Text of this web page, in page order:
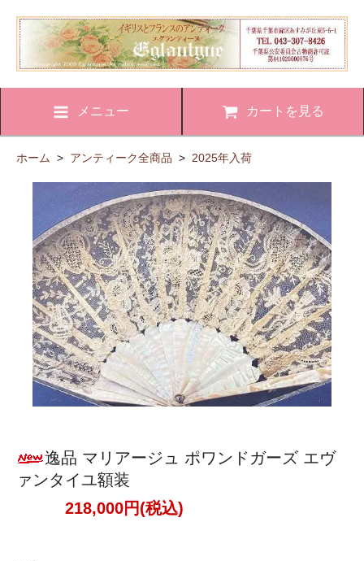
メニュー カートを見る
ホーム > アンティーク全商品 > 2025年入荷
逸品 マリアージュ ポワンドガーズ エヴ
ァンタイユ額装
218,000円(税込)